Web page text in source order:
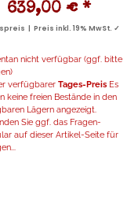
639,00 € *
| Preis inkl. 19% MwSt. ✓
nicht verfügbar (ggf. bitte
verfügbarer Tages-Preis Es
keine freien Bestände in den
Lägern angezeigt.
Sie ggf. das Fragen-
auf dieser Artikel-Seite für